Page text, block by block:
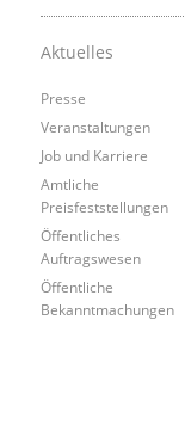
Aktuelles
Presse
Veranstaltungen
Job und Karriere
Amtliche
Preisfeststellungen
Öffentliches
Auftragswesen
Öffentliche
Bekanntmachungen